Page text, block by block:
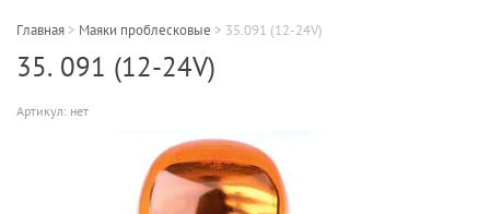
Главная > Маяки проблесковые > 35.091 (12-24V)
35. 091 (12-24V)
Артикул: нет